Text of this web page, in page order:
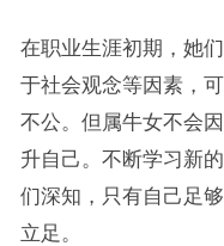
在职业生涯初期，她
于社会观念等因素，
不公。但属牛女不会
升自己。不断学习新
们深知，只有自己足
立足。